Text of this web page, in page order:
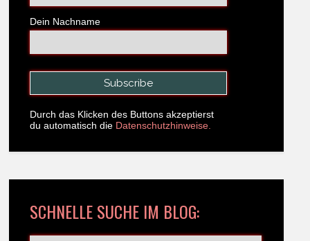
Dein Nachname
Durch das Klicken des Buttons akzeptierst
du automatisch die Datenschutzhinweise.
SCHNELLE SUCHE IM BLOG: